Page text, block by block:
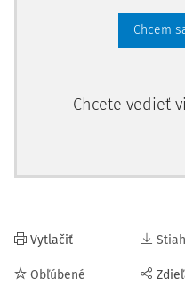
Chcem
Chcete vedieť
Vytlačiť
Obľúbené